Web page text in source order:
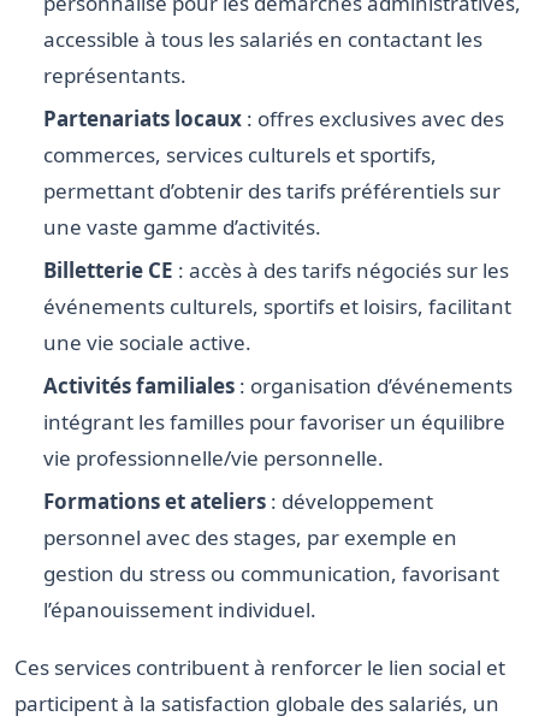
accessible à tous les salariés en contactant les
représentants.
Partenariats locaux : offres exclusives avec des
commerces, services culturels et sportifs,
permettant d’obtenir des tarifs préférentiels sur
une vaste gamme d’activités.
Billetterie CE : accès à des tarifs négociés sur les
événements culturels, sportifs et loisirs, facilitant
une vie sociale active.
Activités familiales : organisation d’événements
intégrant les familles pour favoriser un équilibre
vie professionnelle/vie personnelle.
Formations et ateliers : développement
personnel avec des stages, par exemple en
gestion du stress ou communication, favorisant
l’épanouissement individuel.
Ces services contribuent à renforcer le lien social et
participent à la satisfaction globale des salariés, un